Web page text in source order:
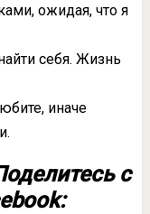
ожидая, что я
себя. Жизнь
иначе
с